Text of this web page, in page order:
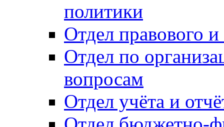
политики
Отдел правового
Отдел по
вопросам
Отдел учёта и